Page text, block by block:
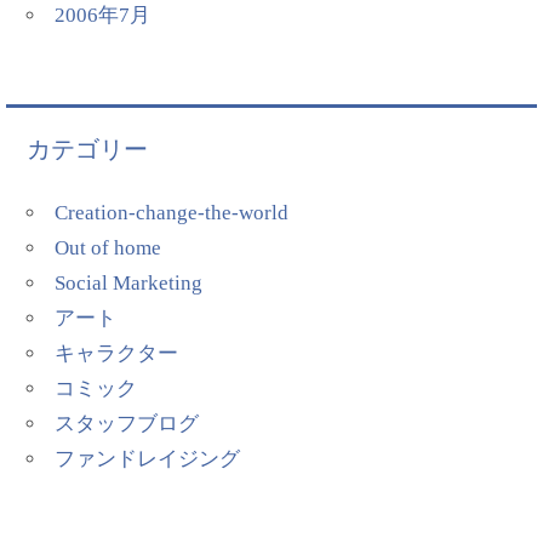
2006年7月
カテゴリー
Creation-change-the-world
Out of home
Social Marketing
アート
キャラクター
コミック
スタッフブログ
ファンドレイジング